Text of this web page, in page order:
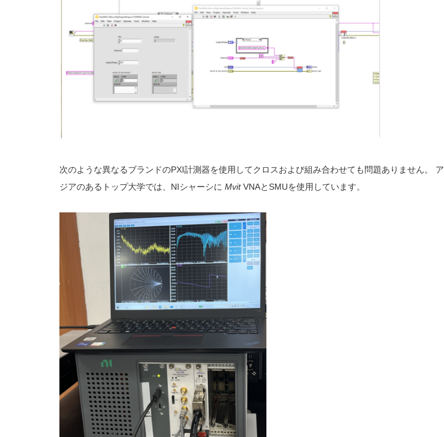
次のような異なるブランドのPXI計測器を使用してクロスおよび組み合わせても問題ありません。 ア
ジアのあるトップ大学では、NIシャーシに MvitVNAとSMUを使用しています。